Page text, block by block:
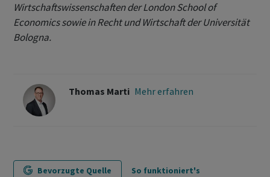
Wirtschaftswissenschaften der London School of
Economics sowie in Recht und Wirtschaft der Universität
Bologna.
Thomas Marti Mehr erfahren
Bevorzugte Quelle So funktioniert's